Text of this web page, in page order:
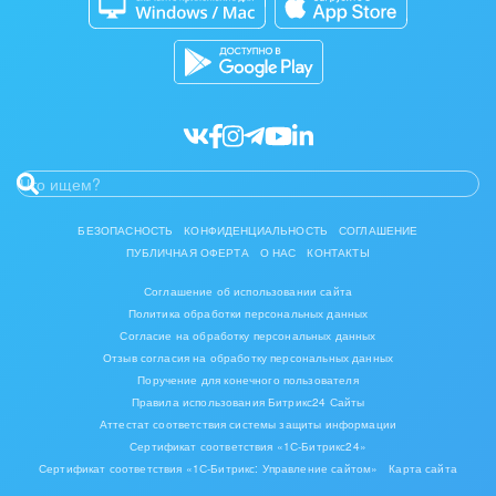
Разработчикам приложений
БЕЗОПАСНОСТЬ КОНФИДЕНЦИАЛЬНОСТЬ
СОГЛАШЕНИЕ
ПУБЛИЧНАЯ ОФЕРТА
О НАС КОНТАКТЫ
Соглашение об использовании сайта
Политика обработки персональных данных
Согласие на обработку персональных данных
Отзыв согласия на обработку персональных данных
Поручение для конечного пользователя
Правила использования Битрикс24 Сайты
Аттестат соответствия системы защиты информации
Сертификат соответствия «1С-Битрикс24»
Сертификат соответствия «1С-Битрикс: Управление сайтом»
Карта сайта